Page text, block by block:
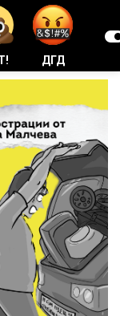
ДГД